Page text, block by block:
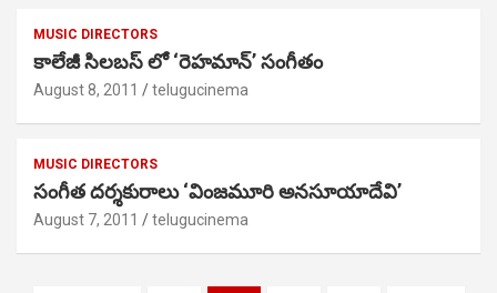
MUSIC DIRECTORS
కాలేజీ సిలబస్ లో ‘రెహమాన్’ సంగీతం
August 8, 2011 telugucinema
MUSIC DIRECTORS
సంగీత దర్శకురాలు ‘వింజమూరి అనసూయాదేవి’
August 7, 2011 telugucinema